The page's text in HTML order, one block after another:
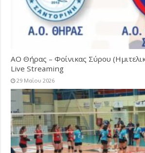
ΑΟ Θήρας – Φοίνικας Σύρου
Live Streaming
29 Μαΐου 2026